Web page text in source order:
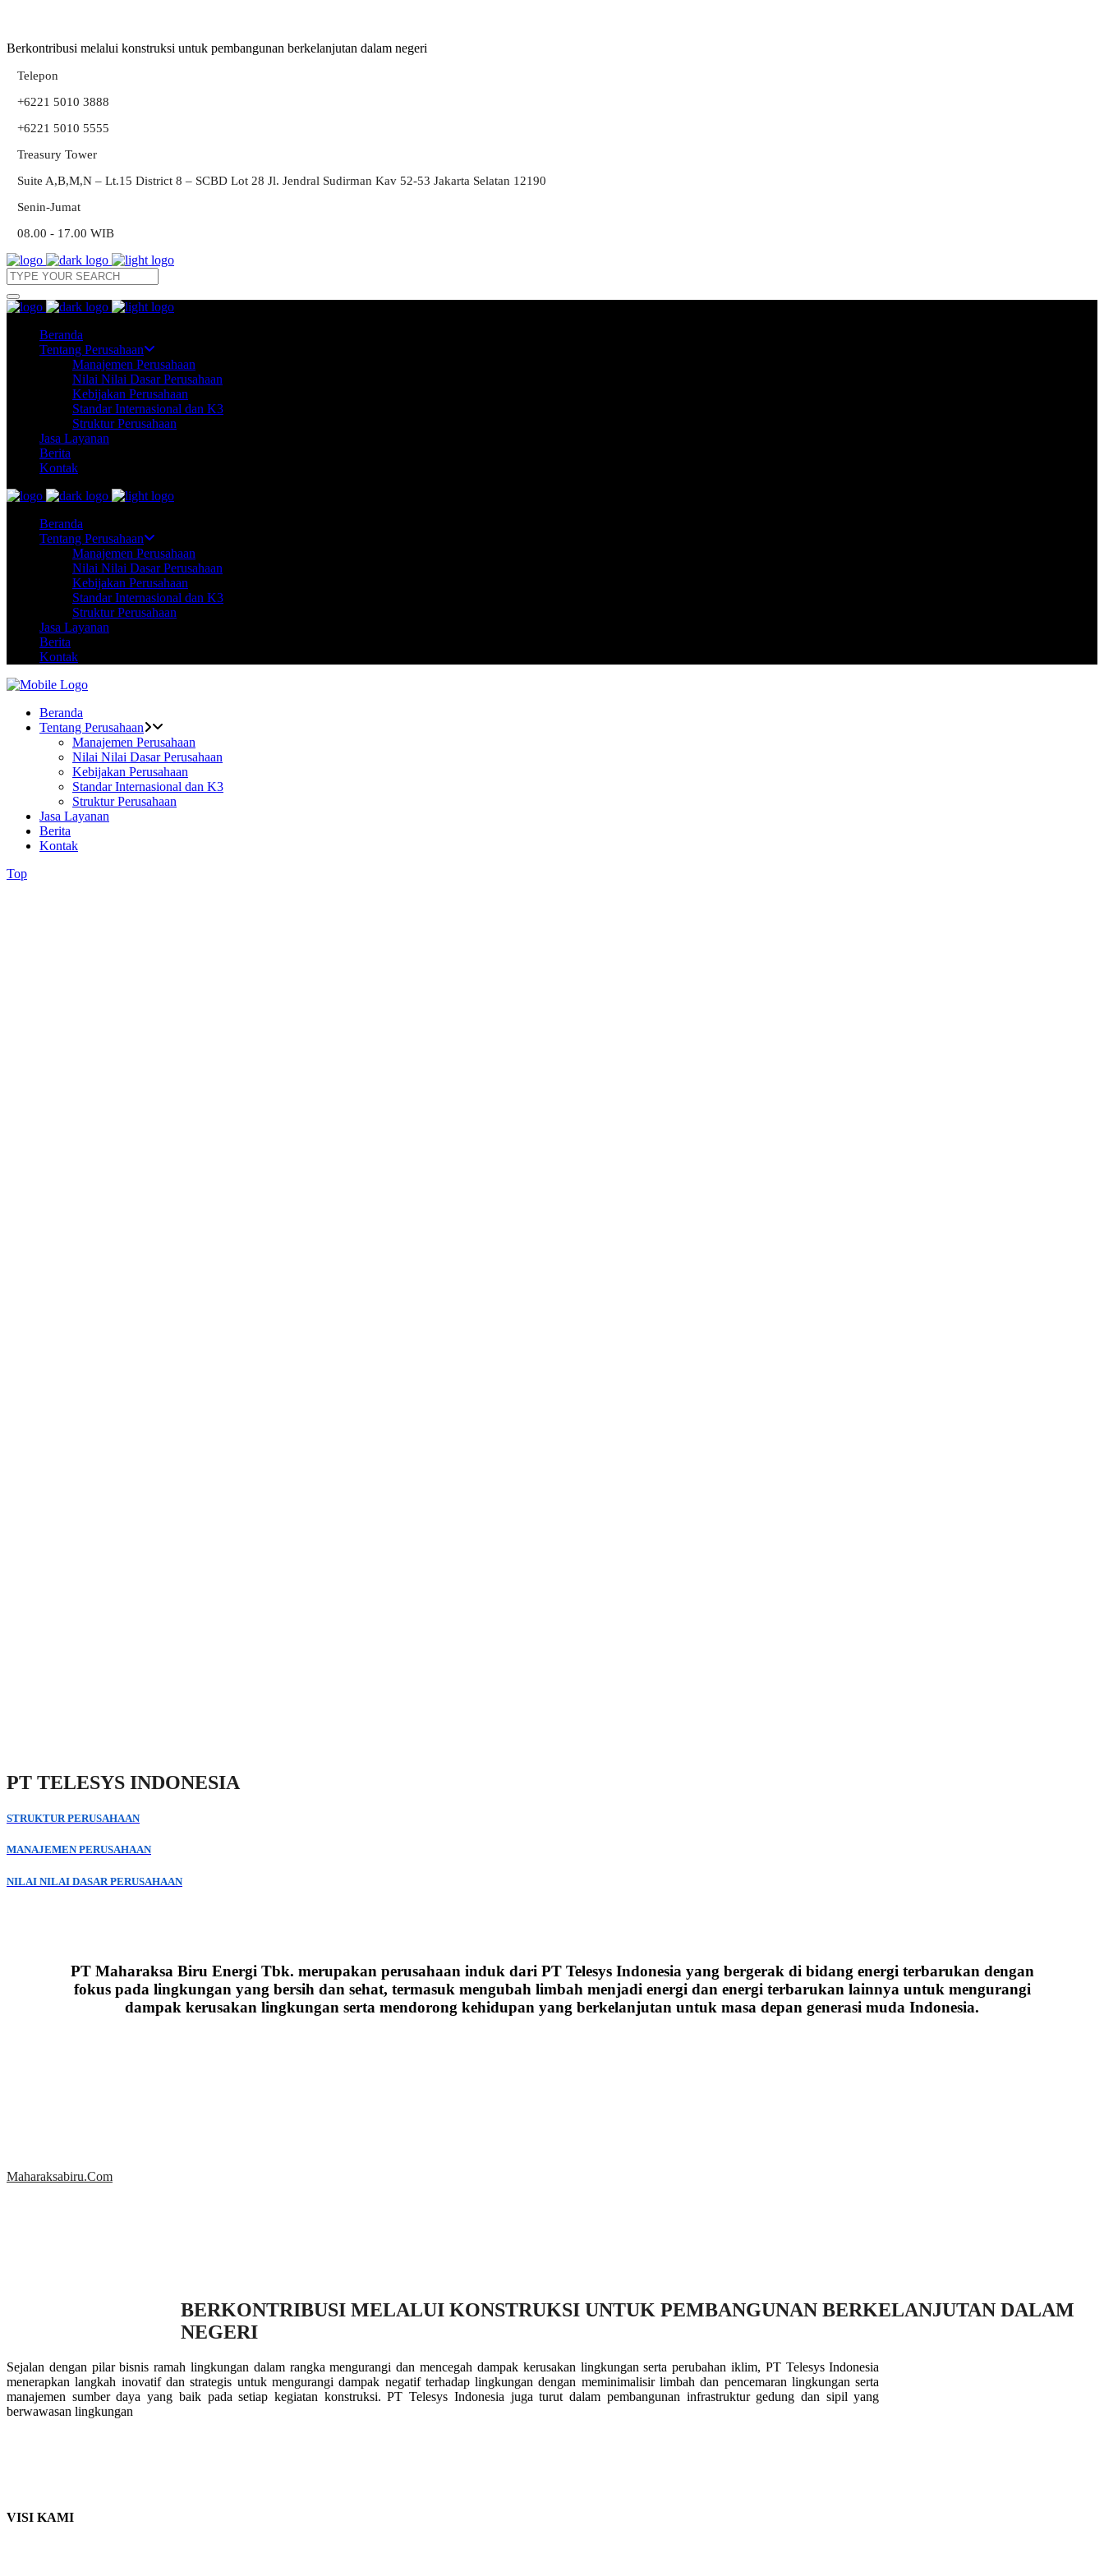
Berkontribusi melalui konstruksi untuk pembangunan berkelanjutan dalam negeri
Telepon
+6221 5010 3888
+6221 5010 5555
Treasury Tower
Suite A,B,M,N – Lt.15 District 8 – SCBD Lot 28 Jl. Jendral Sudirman Kav 52-53 Jakarta Selatan 12190
Senin-Jumat
08.00 - 17.00 WIB
Beranda
Tentang Perusahaan
Manajemen Perusahaan
Nilai Nilai Dasar Perusahaan
Kebijakan Perusahaan
Standar Internasional dan K3
Struktur Perusahaan
Jasa Layanan
Berita
Kontak
Beranda
Tentang Perusahaan
Manajemen Perusahaan
Nilai Nilai Dasar Perusahaan
Kebijakan Perusahaan
Standar Internasional dan K3
Struktur Perusahaan
Jasa Layanan
Berita
Kontak
Beranda
Tentang Perusahaan
Manajemen Perusahaan
Nilai Nilai Dasar Perusahaan
Kebijakan Perusahaan
Standar Internasional dan K3
Struktur Perusahaan
Jasa Layanan
Berita
Kontak
Top
PT TELESYS INDONESIA
STRUKTUR PERUSAHAAN
MANAJEMEN PERUSAHAAN
NILAI NILAI DASAR PERUSAHAAN
PT Maharaksa Biru Energi Tbk. merupakan perusahaan induk dari PT Telesys Indonesia yang bergerak di bidang energi terbarukan dengan
fokus pada lingkungan yang bersih dan sehat, termasuk mengubah limbah menjadi energi dan energi terbarukan lainnya untuk mengurangi
dampak kerusakan lingkungan serta mendorong kehidupan yang berkelanjutan untuk masa depan generasi muda Indonesia.
Maharaksabiru.com
BERKONTRIBUSI MELALUI KONSTRUKSI UNTUK PEMBANGUNAN BERKELANJUTAN DALAM
NEGERI
Sejalan dengan pilar bisnis ramah lingkungan dalam rangka mengurangi dan mencegah dampak kerusakan lingkungan serta perubahan iklim, PT Telesys Indonesia
menerapkan langkah inovatif dan strategis untuk mengurangi dampak negatif terhadap lingkungan dengan meminimalisir limbah dan pencemaran lingkungan serta
manajemen sumber daya yang baik pada setiap kegiatan konstruksi. PT Telesys Indonesia juga turut dalam pembangunan infrastruktur gedung dan sipil yang
berwawasan lingkungan
VISI KAMI